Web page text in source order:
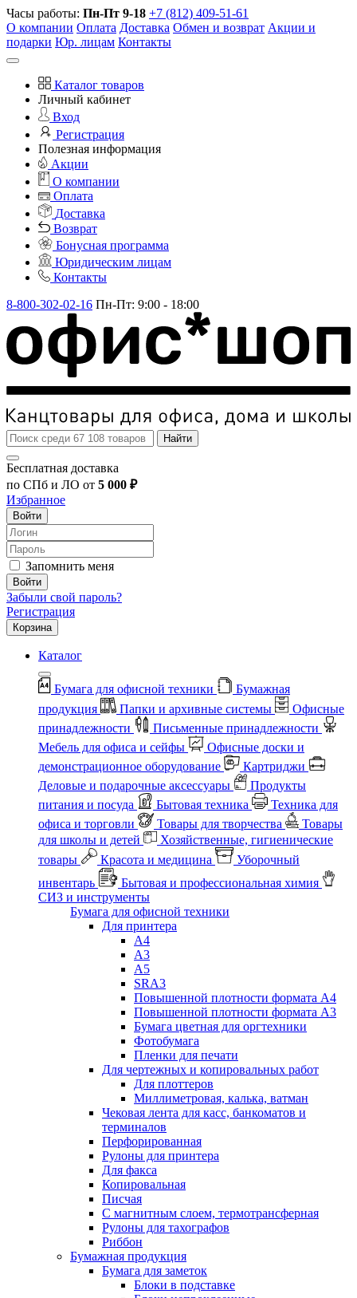
Часы работы: Пн-Пт 9-18 +7 (812) 409-51-61
О компании Оплата Доставка Обмен и возврат Акции и
подарки Юр. лицам Контакты
Каталог товаров
Личный кабинет
Вход
Регистрация
Полезная информация
Акции
О компании
Оплата
Доставка
Возврат
Бонусная программа
Юридическим лицам
Контакты
8-800-302-02-16 Пн-Пт: 9:00 - 18:00
Найти
Бесплатная доставка
по СПб и ЛО от 5 000 ₽
Избранное
Войти
Запомнить меня
Войти
Забыли свой пароль?
Регистрация
Корзина
Каталог
Бумага для офисной техники
Бумажная
продукция
Папки и архивные системы
Офисные
принадлежности
Письменные принадлежности
Мебель для офиса и сейфы
Офисные доски и
демонстрационное оборудование
Картриджи
Деловые и подарочные аксессуары
Продукты
питания и посуда
Бытовая техника
Техника для
офиса и торговли
Товары для творчества
Товары
для школы и детей
Хозяйственные, гигиенические
товары
Красота и медицина
Уборочный
инвентарь
Бытовая и профессиональная химия
СИЗ и инструменты
Бумага для офисной техники
Для принтера
А4
А3
А5
SRA3
Повышенной плотности формата А4
Повышенной плотности формата А3
Бумага цветная для оргтехники
Фотобумага
Пленки для печати
Для чертежных и копировальных работ
Для плоттеров
Миллиметровая, калька, ватман
Чековая лента для касс, банкоматов и
терминалов
Перфорированная
Рулоны для принтера
Для факса
Копировальная
Писчая
С магнитным слоем, термотрансферная
Рулоны для тахографов
Риббон
Бумажная продукция
Бумага для заметок
Блоки в подставке